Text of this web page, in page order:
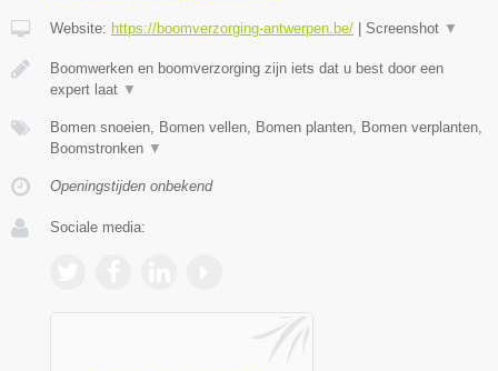
Website: https://boomverzorging-antwerpen.be/ | Screenshot ▼
Boomwerken en boomverzorging zijn iets dat u best door een
expert laat ▼
Bomen snoeien, Bomen vellen, Bomen planten, Bomen verplanten,
Boomstronken ▼
Openingstijden onbekend
Sociale media: